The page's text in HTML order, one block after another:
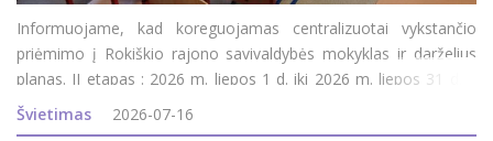
Informuojame, kad koreguojamas centralizuotai vykstančio
priėmimo į Rokiškio rajono savivaldybės mokyklas ir darželius
planas. II etapas : 2026 m. liepos 1 d. iki 2026 m. liepos 31 d. –
prašymų pildymas, koregavimas; 2026 m. rugpjūčio 1 d. iki 2026
m. rugpjūčio 5 d. – e
Švietimas 2026-07-16